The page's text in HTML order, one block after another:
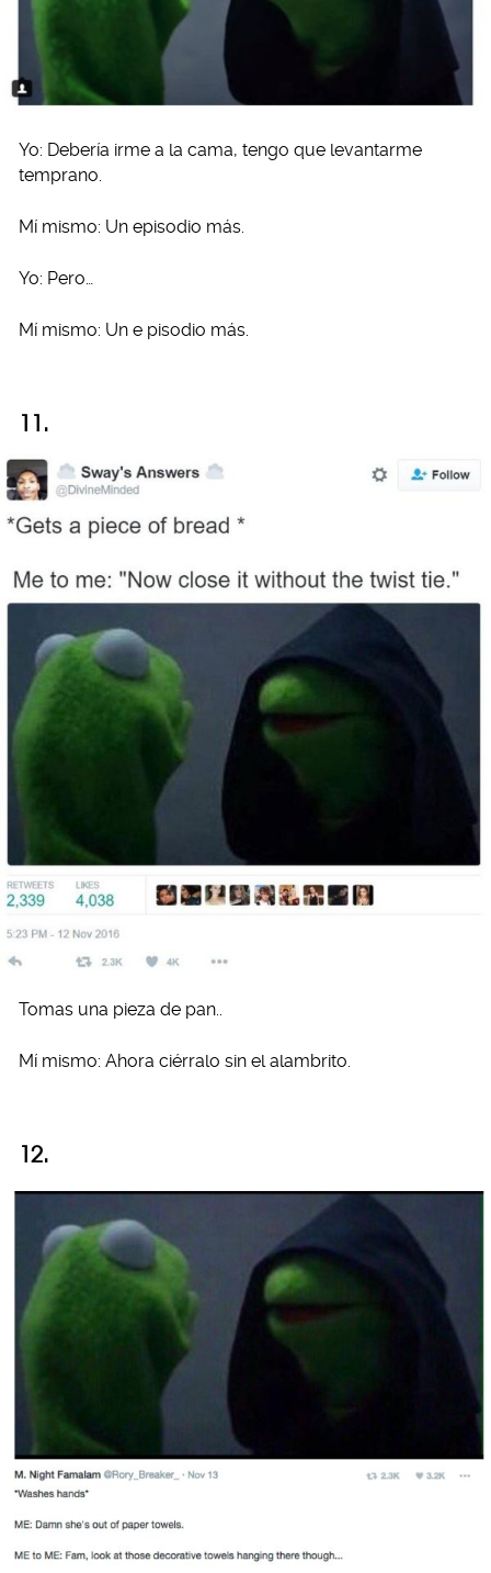
Yo: Debería irme a la cama, tengo que levantarme
temprano.
Mí mismo: Un episodio más.
Yo: Pero…
Mí mismo: Un e pisodio más.
11.
Tomas una pieza de pan..
Mí mismo: Ahora ciérralo sin el alambrito.
12.